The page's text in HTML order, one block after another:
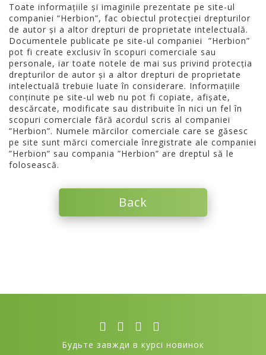
Toate informațiile și imaginile prezentate pe site-ul
companiei “Herbion”, fac obiectul protecției drepturilor
de autor și a altor drepturi de proprietate intelectuală.
Documentele publicate pe site-ul companiei ”Herbion”
pot fi create exclusiv în scopuri comerciale sau
personale, iar toate notele de mai sus privind protecția
drepturilor de autor și a altor drepturi de proprietate
intelectuală trebuie luate în considerare. Informațiile
conținute pe site-ul web nu pot fi copiate, afișate,
descărcate, modificate sau distribuite în nici un fel în
scopuri comerciale fără acordul scris al companiei
”Herbion”. Numele mărcilor comerciale care se găsesc
pe site sunt mărci comerciale înregistrate ale companiei
”Herbion” sau compania ”Herbion” are dreptul să le
folosească.
Back
Будьте завжди в курсі новинок